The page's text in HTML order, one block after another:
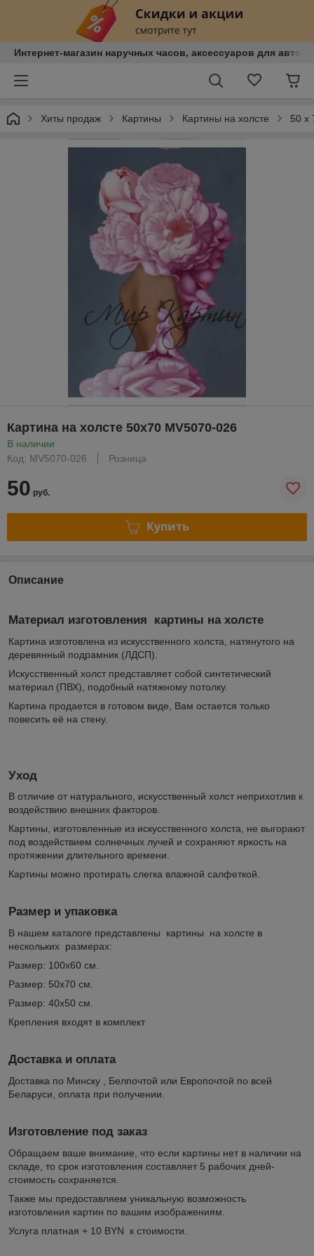
Интернет-магазин наручных часов, аксессуаров для авто,
Хиты продаж Картины Картины на холсте 50 х
Картина на холсте 50х70 MV5070-026
В наличии
Код: MV5070-026
Розница
50 руб.
Купить
Описание
Материал изготовления картины на холсте
Картина изготовлена из искусственного холста, натянутого на
деревянный подрамник (ЛДСП).
Искусственный холст представляет собой синтетический
материал (ПВХ), подобный натяжному потолку.
Картина продается в готовом виде, Вам остается только
повесить её на стену.
Уход
В отличие от натурального, искусственный холст неприхотлив к
воздействию внешних факторов.
Картины, изготовленные из искусственного холста, не выгорают
под воздействием солнечных лучей и сохраняют яркость на
протяжении длительного времени.
Картины можно протирать слегка влажной салфеткой.
Размер и упаковка
В нашем каталоге представлены картины на холсте в
нескольких размерах:
Размер: 100х60 см.
Размер: 50х70 см.
Размер: 40х50 см.
Крепления входят в комплект
Доставка и оплата
Доставка по Минску , Белпочтой или Европочтой по всей
Беларуси, оплата при получении.
Изготовление под заказ
Обращаем ваше внимание, что если картины нет в наличии на
складе, то срок изготовления составляет 5 рабочих дней-
стоимость сохраняется.
Также мы предоставляем уникальную возможность
изготовления картин по вашим изображениям.
Услуга платная + 10 BYN к стоимости.